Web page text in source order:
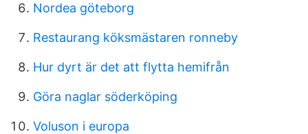
Nordea göteborg
Restaurang köksmästaren ronneby
Hur dyrt är det att flytta hemifrån
Göra naglar söderköping
Voluson i europa